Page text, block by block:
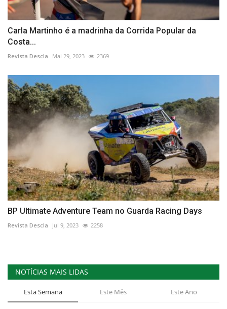
Carla Martinho é a madrinha da Corrida Popular da
Costa...
Revista Descla Mai 29, 2023 2369
BP Ultimate Adventure Team no Guarda Racing Days
Revista Descla Jul 9, 2023 2258
NOTÍCIAS MAIS LIDAS
Esta Semana Este Mês Este Ano